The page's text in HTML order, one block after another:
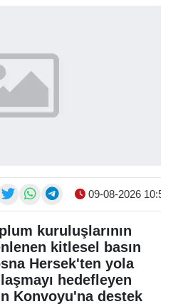
09-08-2026 10:54
kuruluşlarının
kitlesel basın
Hersek'ten yola
hedefleyen
Konvoyu'na destek